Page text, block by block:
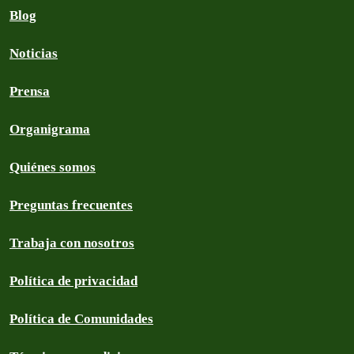
Blog
Noticias
Prensa
Organigrama
Quiénes somos
Preguntas frecuentes
Trabaja con nosotros
Política de privacidad
Política de Comunidades